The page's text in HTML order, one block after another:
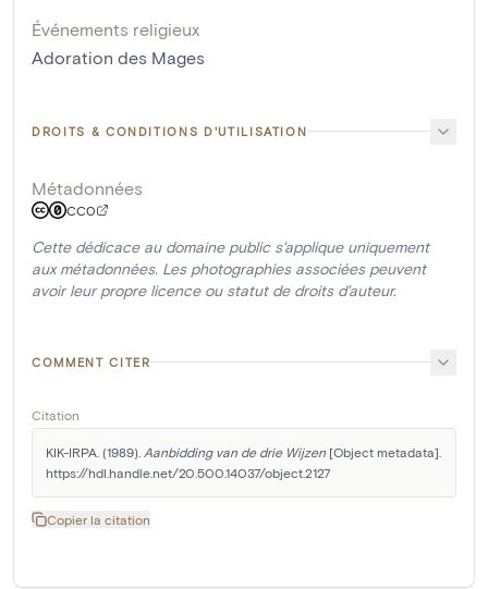
Événements religieux
Adoration des Mages
DROITS & CONDITIONS D'UTILISATION
Métadonnées
CC0
Cette dédicace au domaine public s'applique uniquement
aux métadonnées. Les photographies associées peuvent
avoir leur propre licence ou statut de droits d'auteur.
COMMENT CITER
Citation
KIK-IRPA. (1989). Aanbidding van de drie Wijzen [Object metadata].
https://hdl.handle.net/20.500.14037/object.2127
Copier la citation